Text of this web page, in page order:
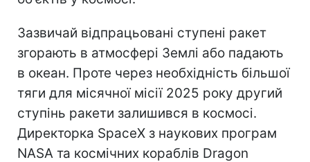
Зазвичай відпрацьовані ступені ракет
згорають в атмосфері Землі або падають
в океан. Проте через необхідність більшої
тяги для місячної місії 2025 року другий
ступінь ракети залишився в космосі.
Директорка SpaceX з наукових програм
NASA та космічних кораблів Dragon